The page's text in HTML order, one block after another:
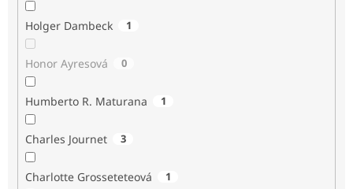
Holger Dambeck 1
Honor Ayresová 0
Humberto R. Maturana 1
Charles Journet 3
Charlotte Grosseteteová 1